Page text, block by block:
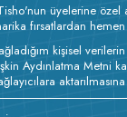
üyelerine özel
fırsatlardan
kişisel
Aydınlatma Metni
aktarılmasına